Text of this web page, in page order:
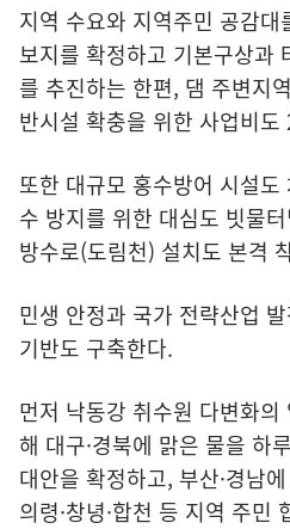
지역 수요와 지역주민 공감
보지를 확정하고 기본구상과
를 추진하는 한편, 댐 주변지
반시설 확충을 위한 사업비도
또한 대규모 홍수방어 시설
수 방지를 위한 대심도 빗물
방수로(도림천) 설치도 본격
민생 안정과 국가 전략산업
기반도 구축한다.
먼저 낙동강 취수원 다변화
해 대구·경북에 맑은 물을 하
대안을 확정하고, 부산·경남
의령·창녕·합천 등 지역 주민